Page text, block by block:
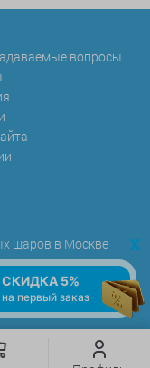
вопросы
шаров в Москве
x
СКИДКА 5%
на первый заказ